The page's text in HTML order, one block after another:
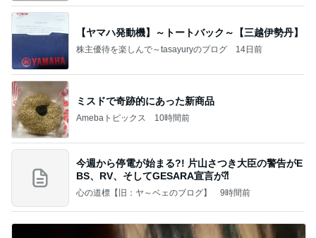
【ヤマハ発動機】～トートバック～【三越伊勢丹】
株主優待を楽しんで～tasayuryのブログ 14日前
ミスドで奇跡的にあった新商品
Amebaトピックス 10時間前
今週から停電が始まる?! 片山さつき大臣の警告がE
BS、RV、そしてGESARA宣言が⁈
心の道標【旧：ヤ～ベェのブログ】 9時間前